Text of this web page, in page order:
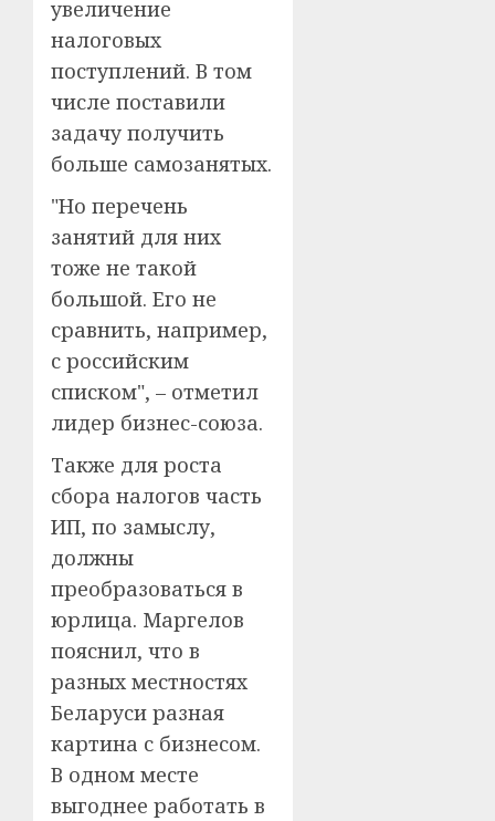
увеличение
налоговых
поступлений. В том
числе поставили
задачу получить
больше самозанятых.
"Но перечень
занятий для них
тоже не такой
большой. Его не
сравнить, например,
с российским
списком", – отметил
лидер бизнес-союза.
Также для роста
сбора налогов часть
ИП, по замыслу,
должны
преобразоваться в
юрлица. Маргелов
пояснил, что в
разных местностях
Беларуси разная
картина с бизнесом.
В одном месте
выгоднее работать в